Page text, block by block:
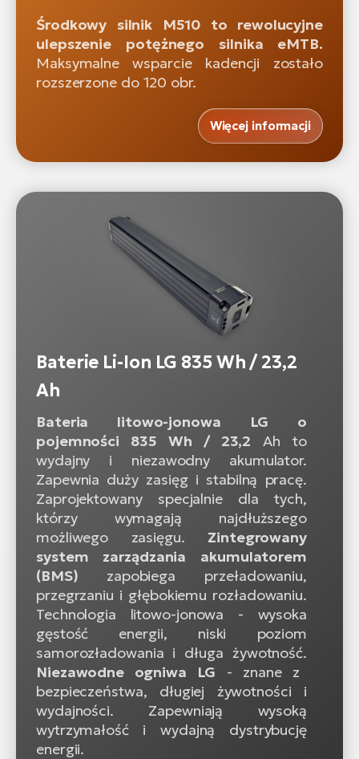
Środkowy silnik M510 to rewolucyjne
ulepszenie potężnego silnika eMTB.
Maksymalne wsparcie kadencji zostało
rozszerzone do 120 obr.
Więcej informacji
Baterie Li-Ion LG 835 Wh / 23,2
Ah
Bateria litowo-jonowa LG o
pojemności 835 Wh / 23,2 Ah to
wydajny i niezawodny akumulator.
Zapewnia duży zasięg i stabilną pracę.
Zaprojektowany specjalnie dla tych,
którzy wymagają najdłuższego
możliwego zasięgu. Zintegrowany
system zarządzania akumulatorem
(BMS) zapobiega przeładowaniu,
przegrzaniu i głębokiemu rozładowaniu.
Technologia litowo-jonowa - wysoka
gęstość energii, niski poziom
samorozładowania i długa żywotność.
Niezawodne ogniwa LG - znane z
bezpieczeństwa, długiej żywotności i
wydajności. Zapewniają wysoką
wytrzymałość i wydajną dystrybucję
energii.